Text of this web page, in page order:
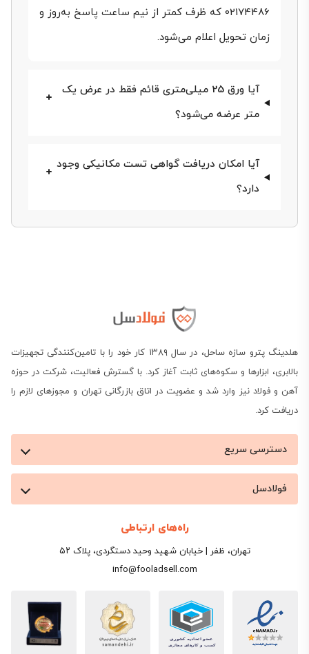
تماس تلفنی پاسخ بدهند یا خریدار با شماره 02174486
اردیبهشت 1404، قیمت ورق سیاه قائم اصفهان برای هیچ
نمودار قیمت ورق قائم اصفهان
اصفهان می‌تواند به شما در تصمیم‌گیری برای خرید این
ورق‌های نسبتاً کمیاب در بازار کمک کند. نمودار قیمت ورق
سیاه برای ضخامت‌های اصلی روی صفحه قیمت فولادسل
را هم فراهم می‌کند تا خریدار ببیند کدام ضخامت در کدام
هفته فاصله مثبت یا منفی از بازار گرفته است.
02174486 که ظرف کمتر از نیم ساعت پاسخ به‌روز و
زمان تحویل اعلام می‌شود.
آیا ورق 25 میلی‌متری قائم فقط در عرض یک
متر عرضه می‌شود؟
آیا امکان دریافت گواهی تست مکانیکی وجود
دارد؟
هلدینگ پترو سازه ساحل، در سال ۱۳۸۹ کار خود را با تامین‌کنندگی تجهیزات
بالابری، ابزارها و سکوه‌های ثابت آغاز کرد. با گسترش فعالیت، شرکت در حوزه
آهن و فولاد نیز وارد شد و عضویت در اتاق بازرگانی تهران و مجوزهای لازم را
دریافت کرد.
دسترسی سریع
فولادسل
راه‌های ارتباطی
تهران، ظفر | خیابان شهید وحید دستگردی، پلاک ۵۲
info@fooladsell.com